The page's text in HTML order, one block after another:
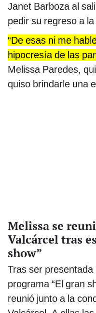
Janet Barboza al
pedir su regreso a la
“De esas ni me
hipocresía de las
Melissa Paredes,
quiso brindarle una
Melissa se
Valcárcel tras
show”
Tras ser
programa “El gran
reunió junto a la